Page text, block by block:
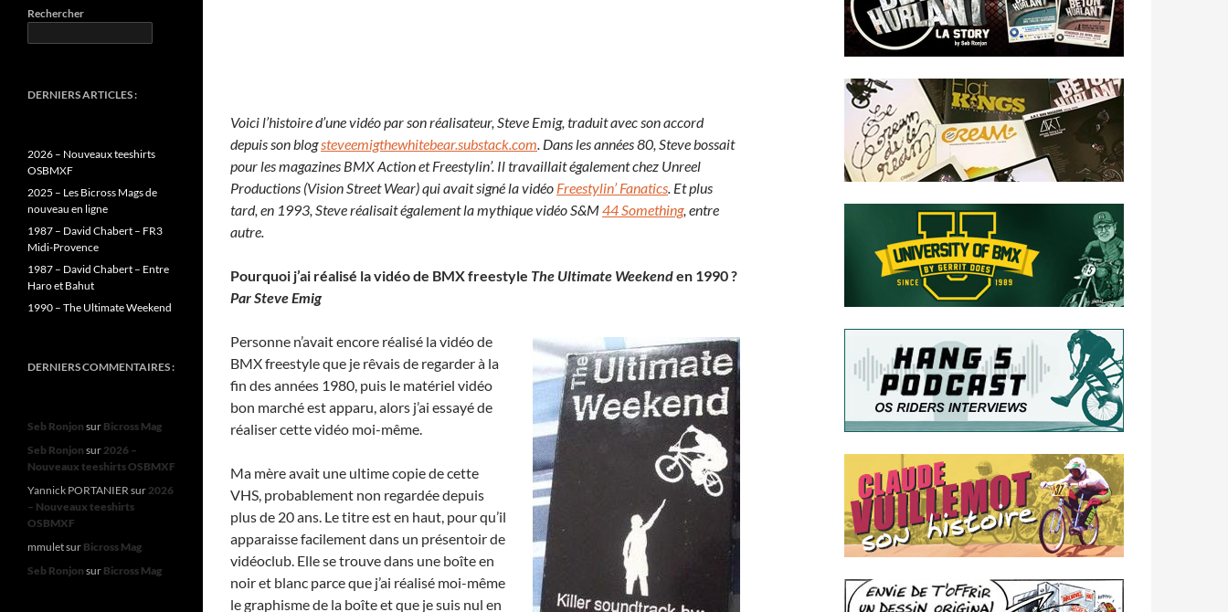
Voici l’histoire d’une vidéo par son réalisateur, Steve Emig, traduit avec son accord
depuis son blogsteveemigthewhitebear.substack.com. Dans les années 80, Steve bossait
pour les magazines BMX Action et Freestylin’. Il travaillait également chez Unreel
Productions (Vision Street Wear) qui avait signé la vidéo Freestylin’ Fanatics. Et plus
tard, en 1993, Steve réalisait également la mythique vidéo S&M44 Something, entre
autre.
Pourquoi j’ai réalisé la vidéo de BMX freestyle The Ultimate Weekenden 1990 ?
Par Steve Emig
Personne n’avait encore réalisé la vidéo de
BMX freestyle que je rêvais de regarder à la
fin des années 1980, puis le matériel vidéo
bon marché est apparu, alors j’ai essayé de
réaliser cette vidéo moi-même.
Ma mère avait une ultime copie de cette
VHS, probablement non regardée depuis
plus de 20 ans. Le titre est en haut, pour qu’il
apparaisse facilement dans un présentoir de
vidéoclub. Elle se trouve dans une boîte en
noir et blanc parce que j’ai réalisé moi-même
le graphisme de la boîte et que je suis nul en
Rechercher
DERNIERS ARTICLES :
2026 – Nouveaux teeshirts
OSBMXF
2025 – Les Bicross Mags de
nouveau en ligne
1987 – David Chabert – FR3
Midi-Provence
1987 – David Chabert – Entre
Haro et Bahut
1990 – The Ultimate Weekend
DERNIERS COMMENTAIRES :
Seb Ronjon sur Bicross Mag
Seb Ronjon sur2026 –
Nouveaux teeshirts OSBMXF
Yannick PORTANIERsur2026
– Nouveaux teeshirts
OSBMXF
mmuletsur Bicross Mag
Seb Ronjon sur Bicross Mag